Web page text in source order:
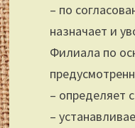
– по
назначает и
Филиала по
– определяет
–